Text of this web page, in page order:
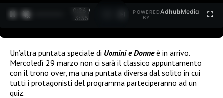
0:26 /
3:35
POWERED
BY
AdhubMedia
Un’altra puntata speciale di Uomini e Donneè in arrivo.
Mercoledì 29 marzo non ci sarà il classico appuntamento
con il trono over, ma una puntata diversa dal solito in cui
tutti i protagonisti del programma parteciperanno ad un
quiz.